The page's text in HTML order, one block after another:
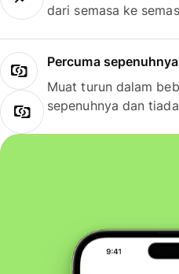
dari semasa ke
Percuma
Muat turun dalam
sepenuhnya dan